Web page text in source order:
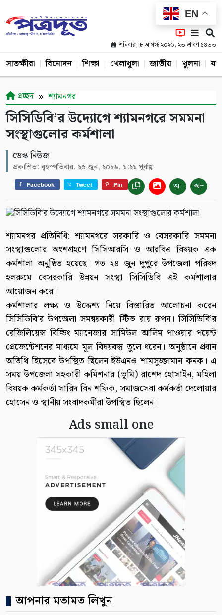
EN
শনিবার, ৮ আগস্ট ২০২৬, ২৩ শ্রাবণ ১৪৩৩
সাতক্ষীরা বিনোদন শিক্ষা খেলাধুলা জাতীয় খুলনা
প্রচ্ছদ শ্যামনগর
সিসিডিবি’র উদ্যোগে শ্যামনগরে সমমনা
সংস্থাগুলোর কর্মশালা
ডেস্ক নিউজ
প্রকাশিত: বৃহস্পতিবার, ২৫ জুন, ২০২৬, ১:২১ পূর্বাহ্ণ
Facebook Tweet Pin অ- অ+
শ্যামনগর প্রতিনিধি: শ্যামনগরে সরকারি ও বেসরকারি সমমনা
সংস্থাগুলোর অংশগ্রহণে সিসিআরসি ও আরবিএ বিষয়ক এক
কর্মশালা অনুষ্ঠিত হয়েছে। গত ২৪ জুন দুপুরে উপজেলা পরিষদ
হলরুমে বেসরকারি উন্নয়ন সংস্থা সিসিডিবি এই কর্মশালার
আয়োজন করে।
কর্মশালার লক্ষ্য ও উদ্দেশ্য নিয়ে বিস্তারিত আলোচনা করেন
সিসিডিবি’র উপজেলা সমন্বয়কারী স্টিভ রায় রূপন। সিসিডিবি’র
রেজিলিয়েন্স বিল্ডিং ম্যানেজার সামিউল আলিম পাওয়ার পয়েন্ট
প্রেজেন্টেশনের মাধ্যমে মূল বিষয়বস্তু তুলে ধরেন। অনুষ্ঠানে প্রধান
অতিথি হিসেবে উপস্থিত ছিলেন ইউএনও শামসুজ্জামান কনক। এ
সময় উপজেলা সহকারী কমিশনার (ভূমি) রাশেদ হোসাইন, মহিলা
বিষয়ক কর্মকর্তা সারিদ বিন শফিক, সমাজসেবা কর্মকর্তা দেলোয়ার
হোসেন ও স্থানীয় সংবাদকর্মীরা উপস্থিত ছিলেন।
Ads small one
আপনার মতামত লিখুন